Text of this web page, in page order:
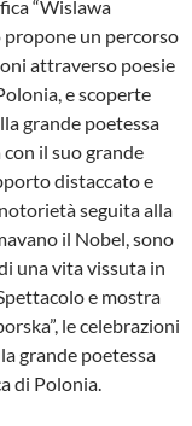
“Wislawa
propone un percorso
attraverso poesie
e scoperte
grande poetessa
il suo grande
distaccato e
seguita alla
il Nobel, sono
una vita vissuta in
e mostra
le celebrazioni
grande poetessa
di Polonia.